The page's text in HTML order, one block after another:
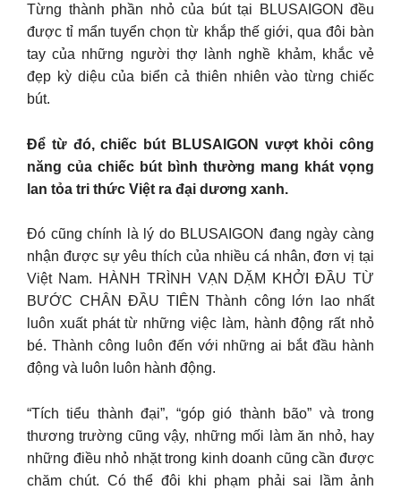
Từng thành phần nhỏ của bút tại BLUSAIGON đều
được tỉ mẩn tuyển chọn từ khắp thế giới, qua đôi bàn
tay của những người thợ lành nghề khảm, khắc vẻ
đẹp kỳ diệu của biển cả thiên nhiên vào từng chiếc
bút.
Để từ đó, chiếc bút BLUSAIGON vượt khỏi công
năng của chiếc bút bình thường mang khát vọng
lan tỏa tri thức Việt ra đại dương xanh.
Đó cũng chính là lý do BLUSAIGON đang ngày càng
nhận được sự yêu thích của nhiều cá nhân, đơn vị tại
Việt Nam. HÀNH TRÌNH VẠN DẶM KHỞI ĐẦU TỪ
BƯỚC CHÂN ĐẦU TIÊN Thành công lớn lao nhất
luôn xuất phát từ những việc làm, hành động rất nhỏ
bé. Thành công luôn đến với những ai bắt đầu hành
động và luôn luôn hành động.
“Tích tiểu thành đại”, “góp gió thành bão” và trong
thương trường cũng vậy, những mối làm ăn nhỏ, hay
những điều nhỏ nhặt trong kinh doanh cũng cần được
chăm chút. Có thể đôi khi phạm phải sai lầm ảnh